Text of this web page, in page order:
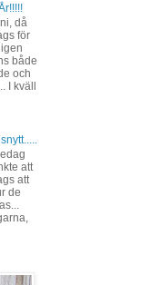
då
för
både
och
I kväll
att
att
de